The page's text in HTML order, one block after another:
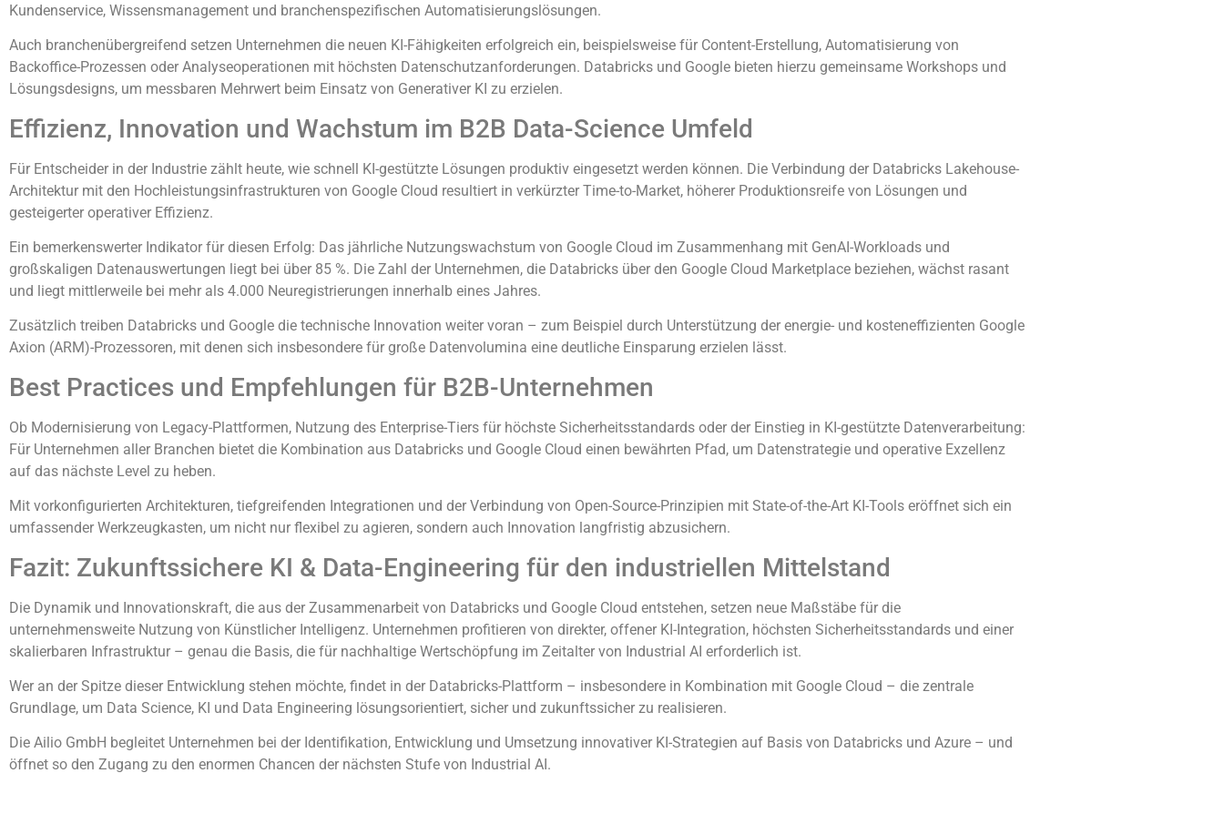
Kundenservice, Wissensmanagement und branchenspezifischen Automatisierungslösungen.
Auch branchenübergreifend setzen Unternehmen die neuen KI-Fähigkeiten erfolgreich ein, beispielsweise für Content-Erstellung, Automatisierung von
Backoffice-Prozessen oder Analyseoperationen mit höchsten Datenschutzanforderungen. Databricks und Google bieten hierzu gemeinsame Workshops und
Lösungsdesigns, um messbaren Mehrwert beim Einsatz von Generativer KI zu erzielen.
Effizienz, Innovation und Wachstum im B2B Data-Science Umfeld
Für Entscheider in der Industrie zählt heute, wie schnell KI-gestützte Lösungen produktiv eingesetzt werden können. Die Verbindung der Databricks Lakehouse-
Architektur mit den Hochleistungsinfrastrukturen von Google Cloud resultiert in verkürzter Time-to-Market, höherer Produktionsreife von Lösungen und
gesteigerter operativer Effizienz.
Ein bemerkenswerter Indikator für diesen Erfolg: Das jährliche Nutzungswachstum von Google Cloud im Zusammenhang mit GenAI-Workloads und
großskaligen Datenauswertungen liegt bei über 85 %. Die Zahl der Unternehmen, die Databricks über den Google Cloud Marketplace beziehen, wächst rasant
und liegt mittlerweile bei mehr als 4.000 Neuregistrierungen innerhalb eines Jahres.
Zusätzlich treiben Databricks und Google die technische Innovation weiter voran – zum Beispiel durch Unterstützung der energie- und kosteneffizienten Google
Axion (ARM)-Prozessoren, mit denen sich insbesondere für große Datenvolumina eine deutliche Einsparung erzielen lässt.
Best Practices und Empfehlungen für B2B-Unternehmen
Ob Modernisierung von Legacy-Plattformen, Nutzung des Enterprise-Tiers für höchste Sicherheitsstandards oder der Einstieg in KI-gestützte Datenverarbeitung:
Für Unternehmen aller Branchen bietet die Kombination aus Databricks und Google Cloud einen bewährten Pfad, um Datenstrategie und operative Exzellenz
auf das nächste Level zu heben.
Mit vorkonfigurierten Architekturen, tiefgreifenden Integrationen und der Verbindung von Open-Source-Prinzipien mit State-of-the-Art KI-Tools eröffnet sich ein
umfassender Werkzeugkasten, um nicht nur flexibel zu agieren, sondern auch Innovation langfristig abzusichern.
Fazit: Zukunftssichere KI & Data-Engineering für den industriellen Mittelstand
Die Dynamik und Innovationskraft, die aus der Zusammenarbeit von Databricks und Google Cloud entstehen, setzen neue Maßstäbe für die
unternehmensweite Nutzung von Künstlicher Intelligenz. Unternehmen profitieren von direkter, offener KI-Integration, höchsten Sicherheitsstandards und einer
skalierbaren Infrastruktur – genau die Basis, die für nachhaltige Wertschöpfung im Zeitalter von Industrial AI erforderlich ist.
Wer an der Spitze dieser Entwicklung stehen möchte, findet in der Databricks-Plattform – insbesondere in Kombination mit Google Cloud – die zentrale
Grundlage, um Data Science, KI und Data Engineering lösungsorientiert, sicher und zukunftssicher zu realisieren.
Die Ailio GmbH begleitet Unternehmen bei der Identifikation, Entwicklung und Umsetzung innovativer KI-Strategien auf Basis von Databricks und Azure – und
öffnet so den Zugang zu den enormen Chancen der nächsten Stufe von Industrial AI.